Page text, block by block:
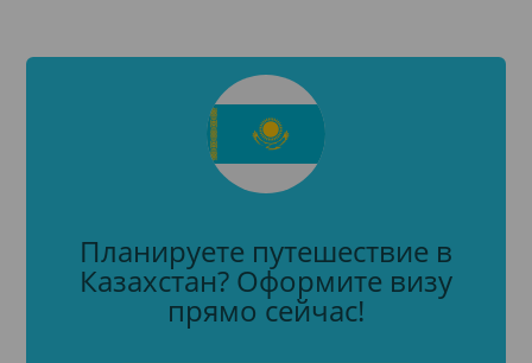
Планируете путешествие в
Казахстан? Оформите визу
прямо сейчас!